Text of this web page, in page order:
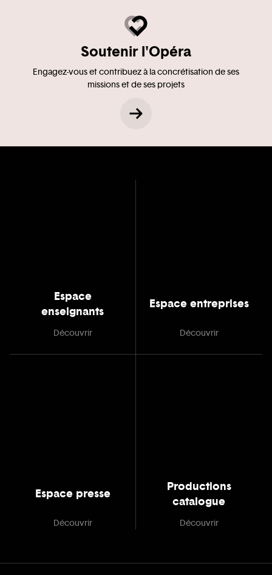
Soutenir l'Opéra
Engagez-vous et contribuez à la concrétisation de ses
missions et de ses projets
Espace
enseignants
Découvrir
Espace entreprises
Découvrir
Espace presse
Découvrir
Productions
catalogue
Découvrir